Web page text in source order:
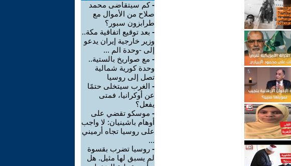
-كم سيتقاضى محمد
صلاح من الأموال مع
طرابزون سبور؟
- بعد توقيع اتفاقية مكة..
وزير خارجية إيران يدعو
إلى -وحدة الم ...
- مع صواريخ بالستية..
وحدة كورية شمالية
تصل إلى روسيا
- الغرب سيتخلى حتمًا
عن أوكرانيا، فمتى
يفعل؟
- موسكو تقضي على
أوهام باشينيان: لا واجب
على روسيا تجاه أرميني
...
- روسيا تضرب بقسوة
لم يسبق لها مثيل. هل